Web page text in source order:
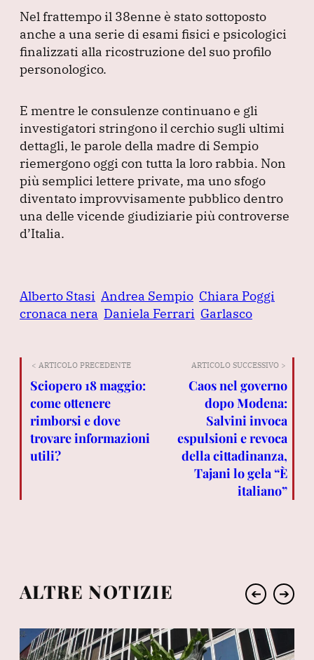
Nel frattempo il 38enne è stato sottoposto
anche a una serie di esami fisici e psicologici
finalizzati alla ricostruzione del suo profilo
personologico.
E mentre le consulenze continuano e gli
investigatori stringono il cerchio sugli ultimi
dettagli, le parole della madre di Sempio
riemergono oggi con tutta la loro rabbia. Non
più semplici lettere private, ma uno sfogo
diventato improvvisamente pubblico dentro
una delle vicende giudiziarie più controverse
d’Italia.
Alberto Stasi Andrea Sempio Chiara Poggi
cronaca nera Daniela Ferrari Garlasco
< ARTICOLO PRECEDENTE
Sciopero 18 maggio:
come ottenere
rimborsi e dove
trovare informazioni
utili?
ARTICOLO SUCCESSIVO >
Caos nel governo
dopo Modena:
Salvini invoca
espulsioni e revoca
della cittadinanza,
Tajani lo gela “È
italiano”
ALTRE NOTIZIE ➔ ➔